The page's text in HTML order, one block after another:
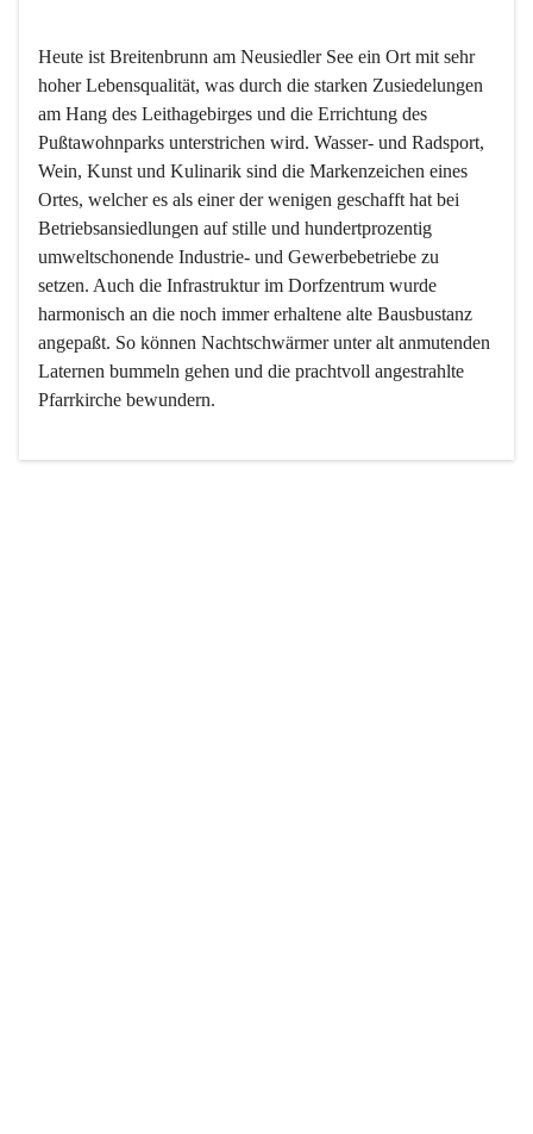
Heute ist Breitenbrunn am Neusiedler See ein Ort mit sehr
hoher Lebensqualität, was durch die starken Zusiedelungen
am Hang des Leithagebirges und die Errichtung des
Pußtawohnparks unterstrichen wird. Wasser- und Radsport,
Wein, Kunst und Kulinarik sind die Markenzeichen eines
Ortes, welcher es als einer der wenigen geschafft hat bei
Betriebsansiedlungen auf stille und hundertprozentig
umweltschonende Industrie- und Gewerbebetriebe zu
setzen. Auch die Infrastruktur im Dorfzentrum wurde
harmonisch an die noch immer erhaltene alte Bausbustanz
angepaßt. So können Nachtschwärmer unter alt anmutenden
Laternen bummeln gehen und die prachtvoll angestrahlte
Pfarrkirche bewundern.
Der Weinbau dominert heute nicht mehr, ist aber integrativer